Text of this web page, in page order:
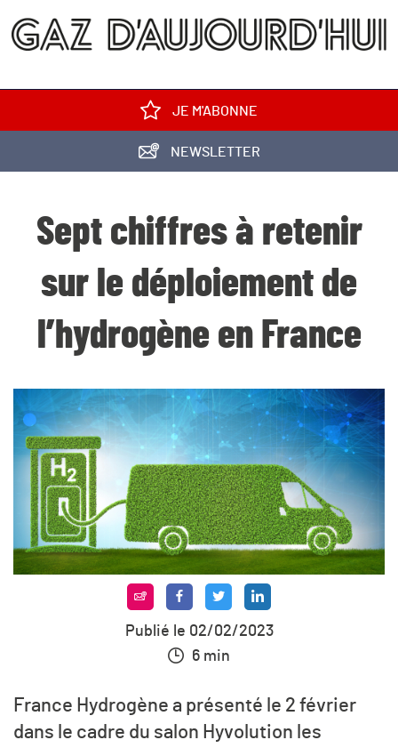
JE M'ABONNE
NEWSLETTER
Sept chiffres à retenir
sur le déploiement de
l’hydrogène en France
Publié le 02/02/2023
6 min
France Hydrogène a présenté le 2 février
dans le cadre du salon Hyvolution les